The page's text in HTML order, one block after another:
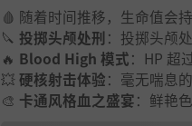
🩸 随着时间推移，生命值会
🔪 投掷头颅处刑：投掷头颅
🔥 Blood High 模式：HP 超
💥硬核射击体验：毫无喘息
🎨 卡通风格血之盛宴：鲜艳